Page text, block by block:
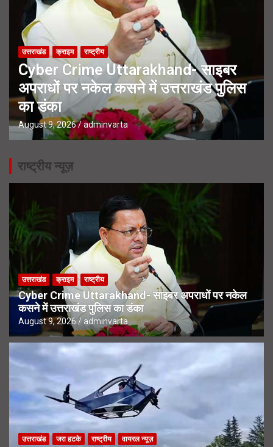
उत्तराखंड क्राइम राष्ट्रीय
Cyber Crime Uttarakhand- साइबर
अपराधों पर नकेल कसने में उत्तराखंड पुलिस
का डंका
August 9, 2026 adminvarta
राष्ट्रीय न्यूज़
उत्तराखंड क्राइम राष्ट्रीय
Cyber Crime Uttarakhand- साइबर अपराधों पर नकेल
कसने में उत्तराखंड पुलिस का डंका
August 9, 2026 adminvarta
उत्तराखंड जरा हटके राष्ट्रीय वायरल न्यूज़